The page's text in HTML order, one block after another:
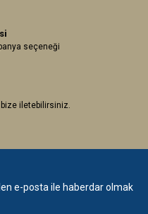
seçeneği
iletebilirsiniz.
e-posta ile haberdar olmak